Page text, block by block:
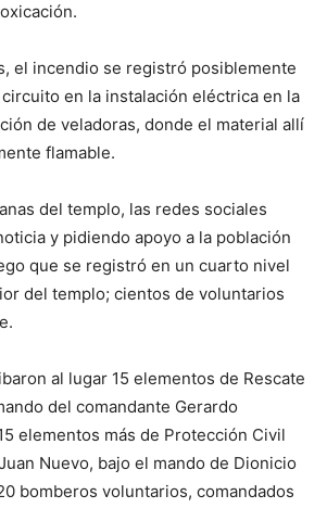
el incendio se registró posiblemente
en la instalación eléctrica en la
de veladoras, donde el material allí
flamable.
del templo, las redes sociales
y pidiendo apoyo a la población
que se registró en un cuarto nivel
del templo; cientos de voluntarios
al lugar 15 elementos de Rescate
del comandante Gerardo
elementos más de Protección Civil
Nuevo, bajo el mando de Dionicio
bomberos voluntarios, comandados